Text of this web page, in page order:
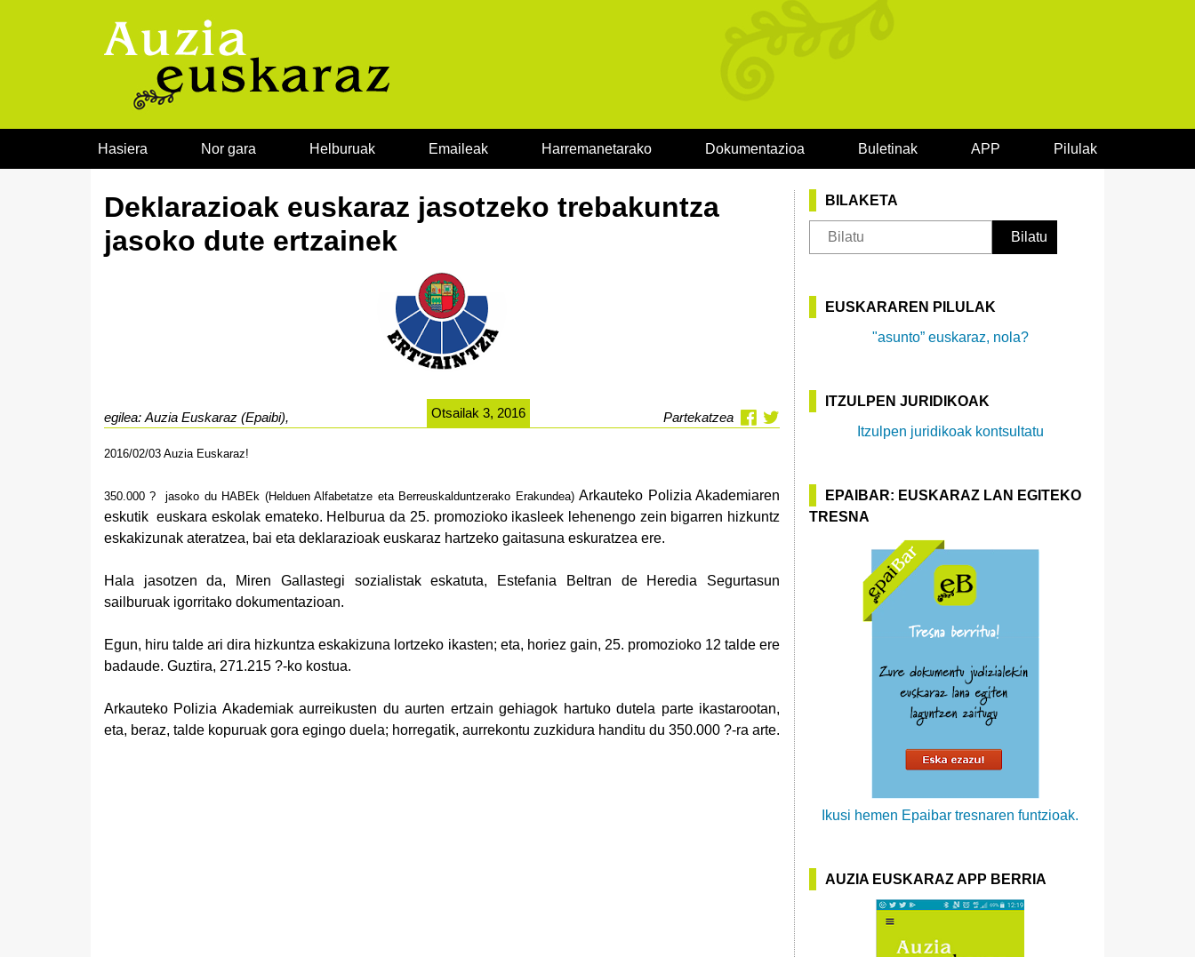
Hasiera Nor gara Helburuak Emaileak Harremanetarako Dokumentazioa Buletinak APP Pilulak
Deklarazioak euskaraz jasotzeko trebakuntza
jasoko dute ertzainek
egilea: Auzia Euskaraz (Epaibi), Otsailak 3, 2016 Partekatzea
2016/02/03 Auzia Euskaraz!
350.000 ?jasoko du HABEk (Helduen Alfabetatze eta Berreuskalduntzerako Erakundea) Arkauteko Polizia Akademiaren
eskutik euskara eskolak emateko. Helburua da 25. promozioko ikasleek lehenengo zein bigarren hizkuntz
eskakizunak ateratzea, bai eta deklarazioak euskaraz hartzeko gaitasuna eskuratzea ere.
Hala jasotzen da, Miren Gallastegi sozialistak eskatuta, Estefania Beltran de Heredia Segurtasun
sailburuak igorritako dokumentazioan.
Egun, hiru talde ari dira hizkuntza eskakizuna lortzeko ikasten; eta, horiez gain, 25. promozioko 12 talde ere
badaude. Guztira, 271.215 ?-ko kostua.
Arkauteko Polizia Akademiak aurreikusten du aurten ertzain gehiagok hartuko dutela parte ikastarootan,
eta, beraz, talde kopuruak gora egingo duela; horregatik, aurrekontu zuzkidura handitu du 350.000 ?-ra arte.
BILAKETA
EUSKARAREN PILULAK
"asunto” euskaraz, nola?
ITZULPEN JURIDIKOAK
Itzulpen juridikoak kontsultatu
EPAIBAR: EUSKARAZ LAN EGITEKO
TRESNA
Ikusi hemen Epaibar tresnaren funtzioak.
AUZIA EUSKARAZ APP BERRIA